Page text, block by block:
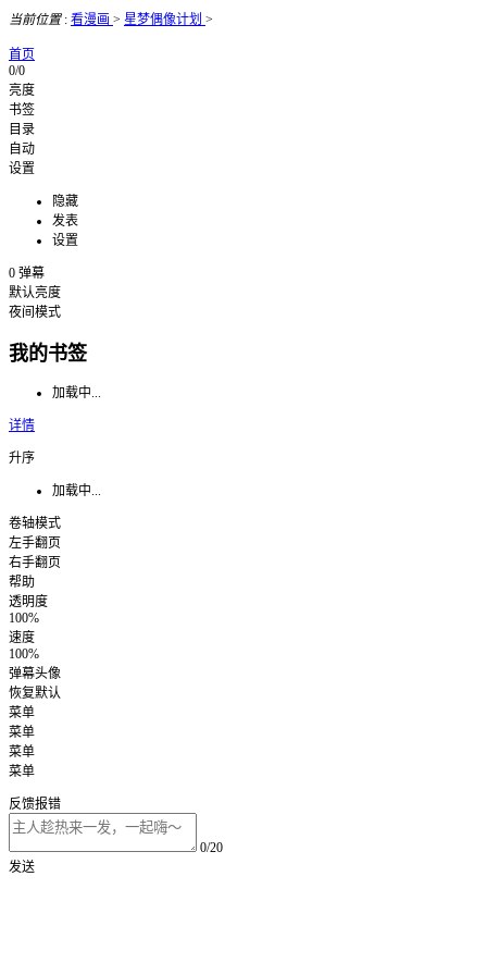
当前位置: 看漫画 > 星梦偶像计划 >
首页
0/0
亮度
书签
目录
自动
设置
隐藏
发表
设置
0 弹幕
默认亮度
夜间模式
我的书签
加载中...
详情
升序
加载中...
卷轴模式
左手翻页
右手翻页
帮助
透明度
100%
速度
100%
弹幕头像
恢复默认
菜单
菜单
菜单
菜单
反馈报错
0/20
发送